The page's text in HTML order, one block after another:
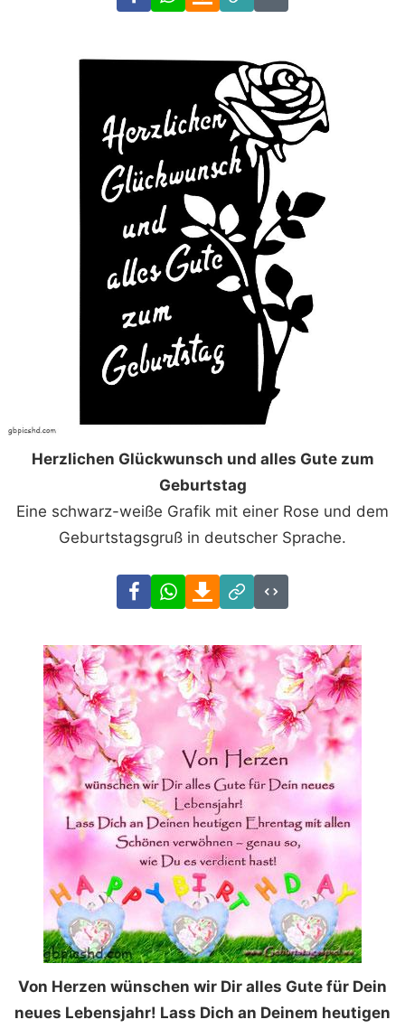
Link Code
Herzlichen Glückwunsch und alles Gute zum
Geburtstag
Eine schwarz-weiße Grafik mit einer Rose und dem
Geburtstagsgruß in deutscher Sprache.
FacebookWhatsAppDownload
Link
Code
Von Herzen wünschen wir Dir alles Gute für Dein
neues Lebensjahr! Lass Dich an Deinem heutigen